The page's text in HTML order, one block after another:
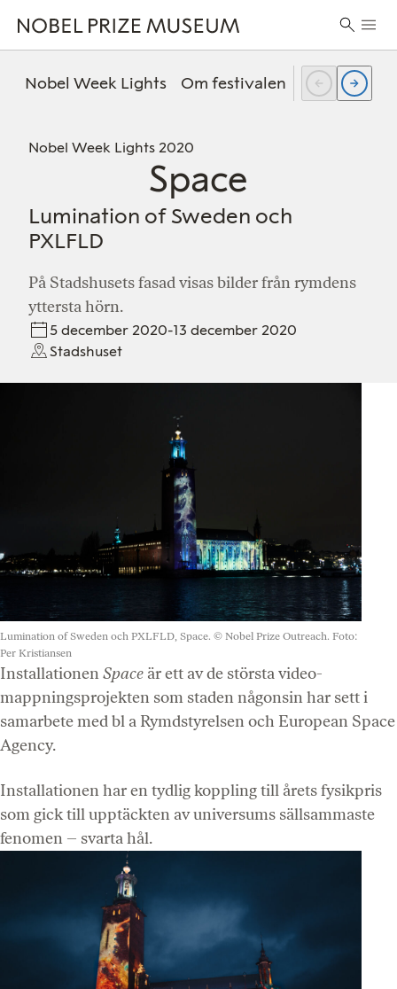
Skip
to
header
Skip
to
main
Skip
to
footer
Sök
Nobel Week Lights Om festivalen FAQ
Nobel Week Lights 2020
Space
Lumination of Sweden och
PXLFLD
På Stadshusets fasad visas bilder från rymdens
yttersta hörn.
5 december 2020-13 december 2020
Stadshuset
Lumination of Sweden och PXLFLD, Space. © Nobel Prize Outreach. Foto:
Per Kristiansen
InstallationenSpace är ett av de största video-
mappningsprojekten som staden någonsin har sett i
samarbete med bl a Rymdstyrelsen och European Space
Agency.
Installationen har en tydlig koppling till årets fysikpris
som gick till upptäckten av universums sällsammaste
fenomen – svarta hål.